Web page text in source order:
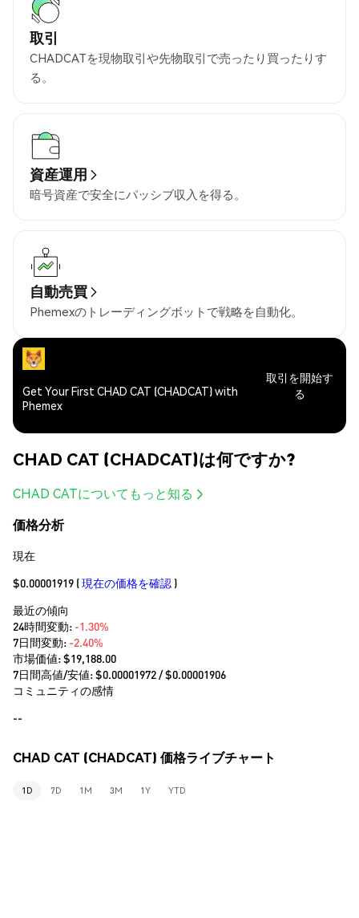
取引
CHADCATを現物取引や先物取引で売ったり買ったりす
る。
資産運用
暗号資産で安全にパッシブ収入を得る。
自動売買
Phemexのトレーディングボットで戦略を自動化。
Get Your First CHAD CAT (CHADCAT) with
Phemex
取引を開始す
る
CHAD CAT (CHADCAT)は何ですか?
CHAD CATについてもっと知る
価格分析
現在
$0.00001919 (現在の価格を確認 )
最近の傾向
24時間変動: -1.30%
7日間変動: -2.40%
市場価値:$19,188.00
7日間高値/安値: $0.00001972/ $0.00001906
コミュニティの感情
--
CHAD CAT (CHADCAT) 価格ライブチャート
1D 7D 1M 3M 1Y YTD